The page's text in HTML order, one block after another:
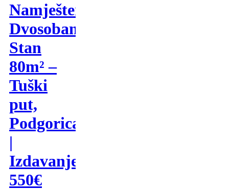
Namješten
Dvosoban
Stan
80m² –
Tuški
put,
Podgorica
|
Izdavanje
550€